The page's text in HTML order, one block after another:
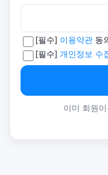
[필수] 이용약관 동
[필수] 개인정보 수
이미 회원